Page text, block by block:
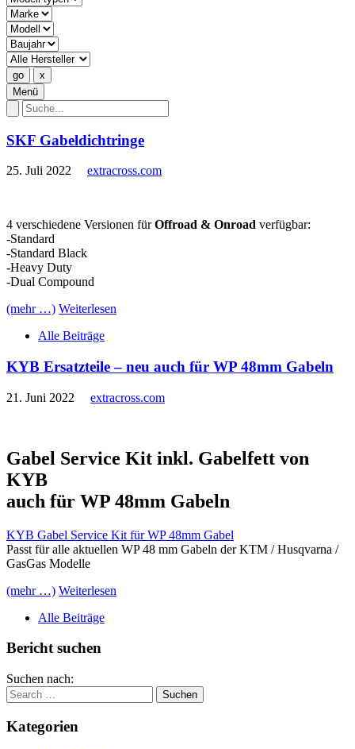
Menü
SKF Gabeldichtringe
25. Juli 2022 extracross.com
4 verschiedene Versionen fürOffroad & Onroad verfügbar:
-Standard
-Standard Black
-Heavy Duty
-Dual Compound
(mehr …) Weiterlesen
Alle Beiträge
KYB Ersatzteile – neu auch für WP 48mm Gabeln
21. Juni 2022 extracross.com
Gabel Service Kit inkl. Gabelfett von
KYB
auch für WP 48mm Gabeln
KYB Gabel Service Kit für WP 48mm Gabel
Passt für alle aktuellen WP 48 mm Gabeln der KTM / Husqvarna /
GasGas Modelle
(mehr …) Weiterlesen
Alle Beiträge
Bericht suchen
Suchen nach:
Kategorien